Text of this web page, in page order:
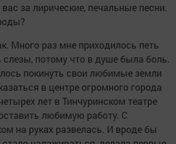
за лирические, печальные песни.
Много раз мне приходилось петь
слезы, потому что в душе была боль.
покинуть свои любимые земли
в центре огромного города
лет в Тинчуринском театре
любимую работу. С
на руках развелась. И вроде бы